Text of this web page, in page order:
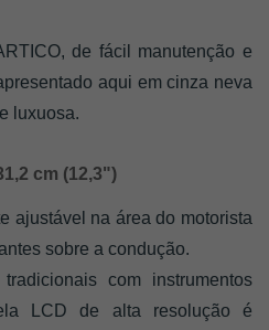
de fácil manutenção e
aqui em cinza neva
luxuosa.
cm (12,3")
ajustável na área do motorista
sobre a condução.
com instrumentos
LCD de alta resolução é